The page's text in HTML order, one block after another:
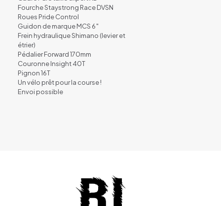
Fourche Staystrong Race DVSN
Roues Pride Control
Guidon de marque MCS 6″
Frein hydraulique Shimano (levier et
étrier)
Pédalier Forward 170mm
Couronne Insight 40T
Pignon 16T
Un vélo prêt pour la course !
Envoi possible